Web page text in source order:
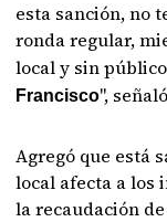
esta sanción, no
ronda regular,
local y sin
Francisco",
Agregó que está
local afecta a los
la recaudación